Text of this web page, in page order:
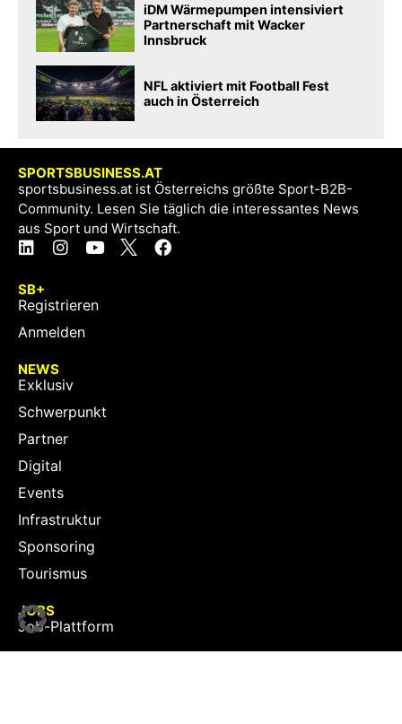
iDM Wärmepumpen intensiviert
Partnerschaft mit Wacker
Innsbruck
NFL aktiviert mit Football Fest
auch in Österreich
SPORTSBUSINESS.AT
sportsbusiness.at ist Österreichs größte Sport-B2B-
Community. Lesen Sie täglich die interessantes News
aus Sport und Wirtschaft.
SB+
Registrieren
Anmelden
NEWS
Exklusiv
Schwerpunkt
Partner
Digital
Events
Infrastruktur
Sponsoring
Tourismus
JOBS
Job-Plattform